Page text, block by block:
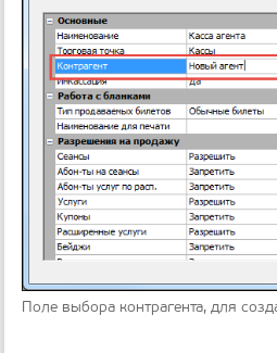
Поле выбора контрагента, для